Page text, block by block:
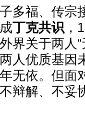
多福、传宗
丁克共识
界关于两人
人优质基因
无依。但面
辩解、不妥